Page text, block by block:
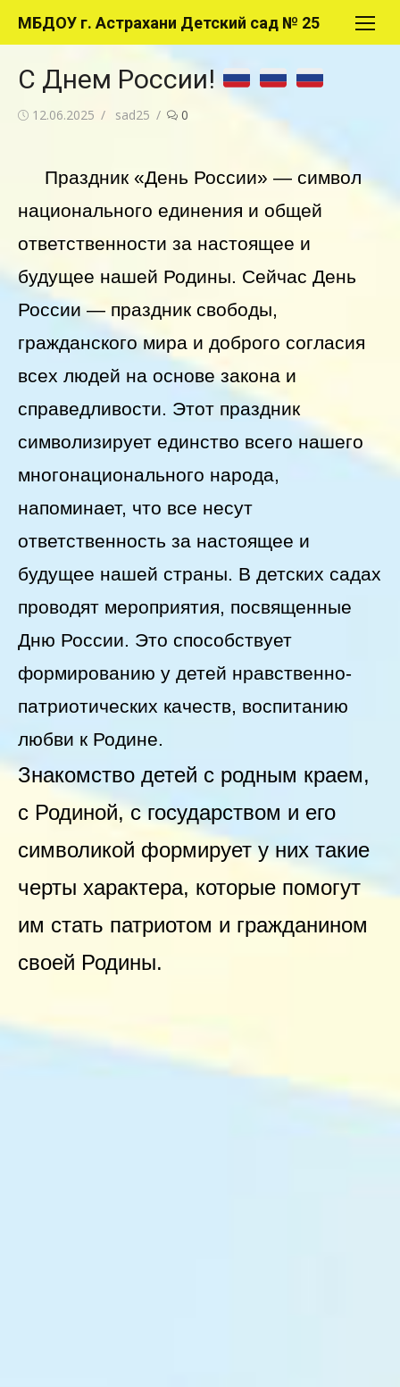
МБДОУ г. Астрахани Детский сад № 25
С Днем России!
Опубликовано
12.06.2025 Автор
sad25 0
Праздник «День России» — символ
национального единения и общей
ответственности за настоящее и
будущее нашей Родины. Сейчас День
России — праздник свободы,
гражданского мира и доброго согласия
всех людей на основе закона и
справедливости. Этот праздник
символизирует единство всего нашего
многонационального народа,
напоминает, что все несут
ответственность за настоящее и
будущее нашей страны. В детских садах
проводят мероприятия, посвященные
Дню России. Это способствует
формированию у детей нравственно-
патриотических качеств, воспитанию
любви к Родине.
Знакомство детей с родным краем,
с Родиной, с государством и его
символикой формирует у них такие
черты характера, которые помогут
им стать патриотом и гражданином
своей Родины.